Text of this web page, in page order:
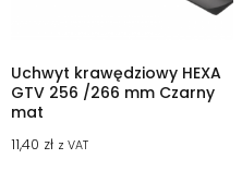
Uchwyt krawędziowy HEXA
GTV 256 /266 mm Czarny
mat
11,40 zł z VAT